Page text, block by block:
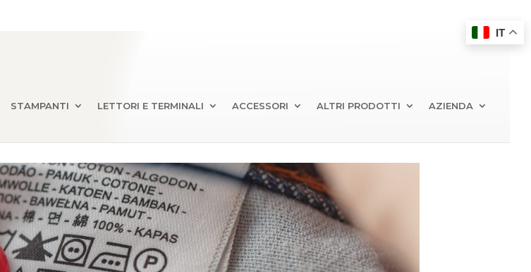
STAMPANTI LETTORI E TERMINALI ACCESSORI ALTRI PRODOTTI AZIENDA
IT